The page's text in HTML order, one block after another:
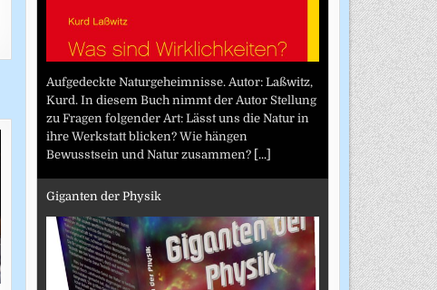
Aufgedeckte Naturgeheimnisse. Autor: Laßwitz,
Kurd. In diesem Buch nimmt der Autor Stellung
zu Fragen folgender Art: Lässt uns die Natur in
ihre Werkstatt blicken? Wie hängen
Bewusstsein und Natur zusammen? [...]
Giganten der Physik